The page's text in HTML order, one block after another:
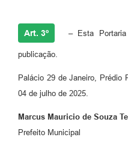
Art. 3º – Esta
publicação.
Palácio 29 de Janeiro, Prédio
04 de julho de 2025.
Marcus Mauricio de Souza
Prefeito Municipal